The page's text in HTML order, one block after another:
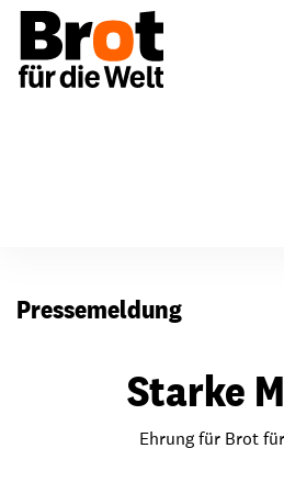
Pressemeldung
Starke
Ehrung für Brot